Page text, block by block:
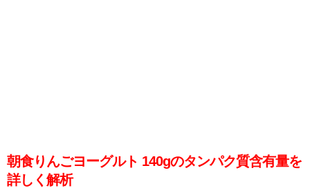
朝食りんごヨーグルト 140gのタンパク質含有量を
詳しく解析